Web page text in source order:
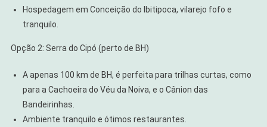
Hospedagem em Conceição do Ibitipoca, vilarejo fofo e
tranquilo.
Opção 2: Serra do Cipó (perto de BH)
A apenas 100 km de BH, é perfeita para trilhas curtas, como
para a Cachoeira do Véu da Noiva, e o Cânion das
Bandeirinhas.
Ambiente tranquilo e ótimos restaurantes.